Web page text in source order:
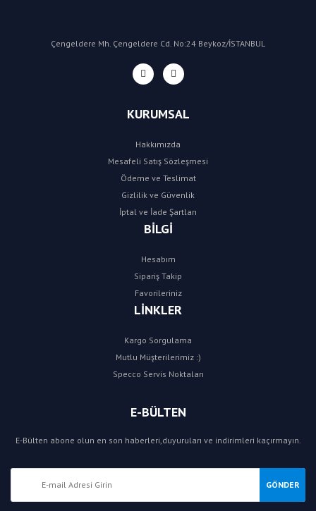
Çengeldere Mh. Çengeldere Cd. No:24 Beykoz/İSTANBUL
KURUMSAL
Hakkımızda
Mesafeli Satış Sözleşmesi
Ödeme ve Teslimat
Gizlilik ve Güvenlik
İptal ve İade Şartları
BİLGİ
Hesabım
Sipariş Takip
Favorileriniz
LİNKLER
Kargo Sorgulama
Mutlu Müşterilerimiz :)
Specco Servis Noktaları
E-BÜLTEN
E-Bülten abone olun en son haberleri,duyuruları ve indirimleri kaçırmayın.
GÖNDER